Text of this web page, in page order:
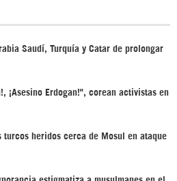
Saudí, Turquía y Catar de prolongar
¡Asesino Erdogan!", corean activistas en
turcos heridos cerca de Mosul en ataque
estigmatiza a musulmanes en el